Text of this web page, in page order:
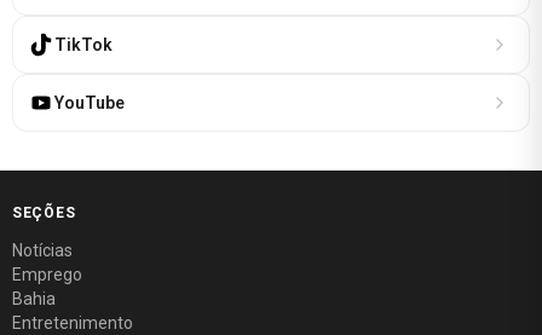
TikTok
YouTube
SEÇÕES
Notícias
Emprego
Bahia
Entretenimento